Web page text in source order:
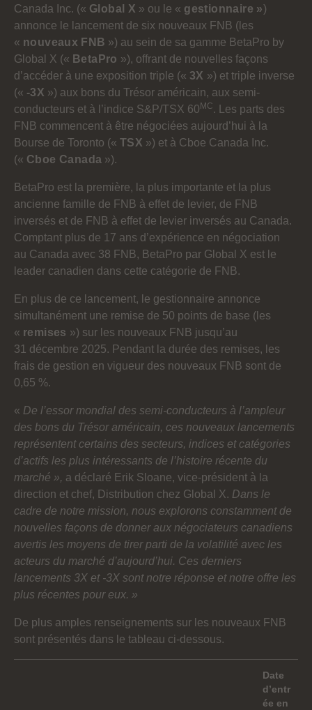
Canada Inc. (« Global X » ou le « gestionnaire »)
annonce le lancement de six nouveaux FNB (les
« nouveaux FNB ») au sein de sa gamme BetaPro by
Global X (« BetaPro »), offrant de nouvelles façons
d’accéder à une exposition triple (« 3X ») et triple inverse
(« -3X ») aux bons du Trésor américain, aux semi-
conducteurs et à l’indice S&P/TSX 60 MC. Les parts des
FNB commencent à être négociées aujourd’hui à la
Bourse de Toronto (« TSX ») et à Cboe Canada Inc.
(« Cboe Canada »).
BetaPro est la première, la plus importante et la plus
ancienne famille de FNB à effet de levier, de FNB
inversés et de FNB à effet de levier inversés au Canada.
Comptant plus de 17 ans d’expérience en négociation
au Canada avec 38 FNB, BetaPro par Global X est le
leader canadien dans cette catégorie de FNB.
En plus de ce lancement, le gestionnaire annonce
simultanément une remise de 50 points de base (les
« remises ») sur les nouveaux FNB jusqu’au
31 décembre 2025. Pendant la durée des remises, les
frais de gestion en vigueur des nouveaux FNB sont de
0,65 %.
« De l’essor mondial des semi-conducteurs à l’ampleur
des bons du Trésor américain, ces nouveaux lancements
représentent certains des secteurs, indices et catégories
d’actifs les plus intéressants de l’histoire récente du
marché », a déclaré Erik Sloane, vice-président à la
direction et chef, Distribution chez Global X. Dans le
cadre de notre mission, nous explorons constamment de
nouvelles façons de donner aux négociateurs canadiens
avertis les moyens de tirer parti de la volatilité avec les
acteurs du marché d’aujourd’hui. Ces derniers
lancements 3X et -3X sont notre réponse et notre offre les
plus récentes pour eux. »
De plus amples renseignements sur les nouveaux FNB
sont présentés dans le tableau ci-dessous.
Date
d’entr
ée en